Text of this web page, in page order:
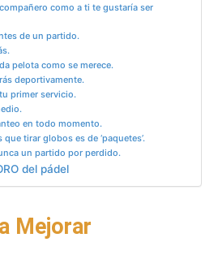
como a ti te gustaría ser
de un partido.
pelota como se merece.
deportivamente.
primer servicio.
en todo momento.
que tirar globos es de ‘paquetes’.
un partido por perdido.
del pádel
Mejorar